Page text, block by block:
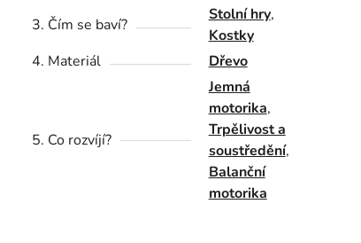
3. Čím se baví?
Stolní hry,
Kostky
4. Materiál
Dřevo
5. Co rozvíjí?
Jemná
motorika,
Trpělivost a
soustředění,
Balanční
motorika